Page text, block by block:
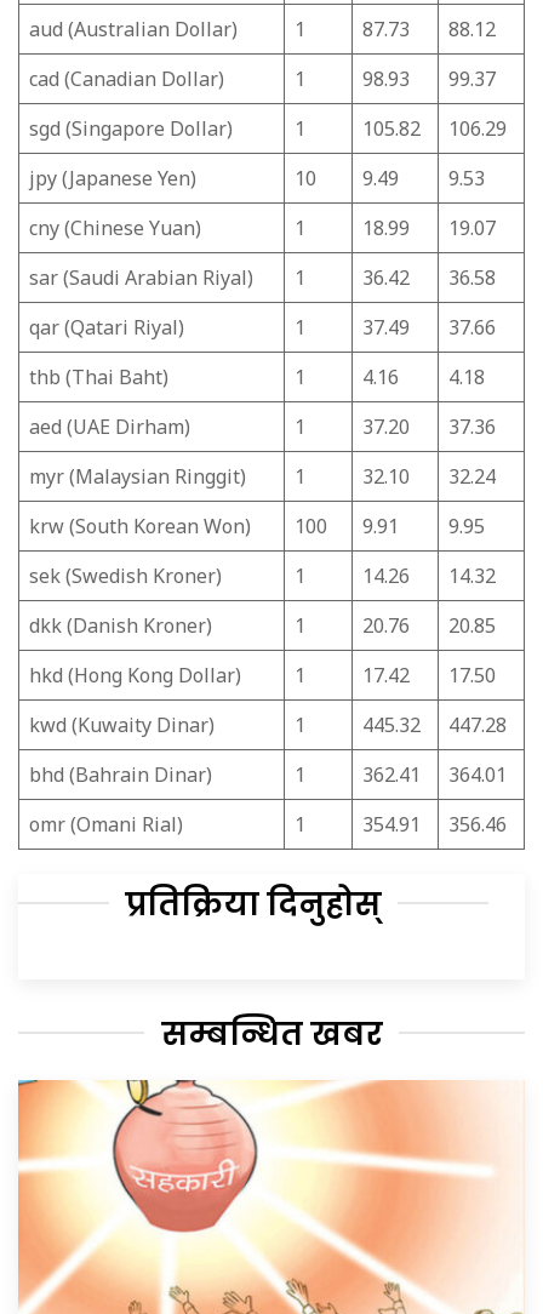
aud (Australian Dollar)
1 87.73
88.12
cad (Canadian Dollar)
1 98.93
99.37
sgd (Singapore Dollar)
1 105.82
106.29
jpy (Japanese Yen)
10 9.49
9.53
cny (Chinese Yuan)
1 18.99
19.07
sar (Saudi Arabian Riyal)
1 36.42
36.58
qar (Qatari Riyal)
1 37.49
37.66
thb (Thai Baht)
1 4.16
4.18
aed (UAE Dirham)
1 37.20
37.36
myr (Malaysian Ringgit)
1 32.10
32.24
krw (South Korean Won)
100 9.91
9.95
sek (Swedish Kroner)
1 14.26
14.32
dkk (Danish Kroner)
1 20.76
20.85
hkd (Hong Kong Dollar)
1 17.42
17.50
kwd (Kuwaity Dinar)
1 445.32
447.28
bhd (Bahrain Dinar)
1 362.41
364.01
omr (Omani Rial)
1 354.91 356.46
प्रतिक्रिया दिनुहोस्
सम्बन्धित खबर